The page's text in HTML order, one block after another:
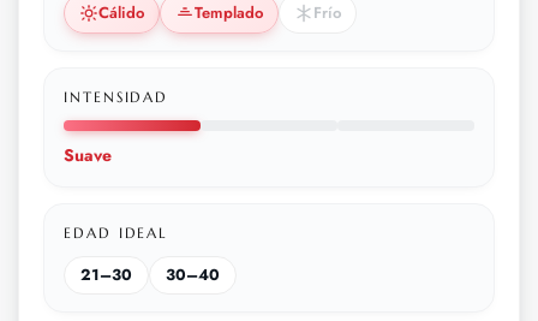
Cálido Templado Frío
INTENSIDAD
Suave
EDAD IDEAL
21–30 30–40